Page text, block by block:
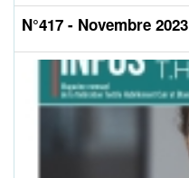
N°417 - Novembre 2023